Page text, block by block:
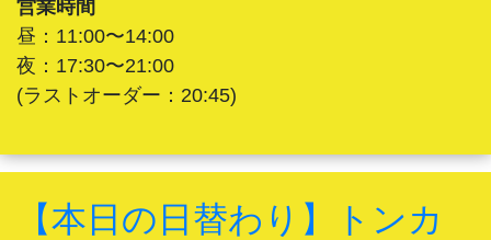
営業時間
昼：11:00〜14:00
夜：17:30〜21:00
(ラストオーダー：20:45)
【本日の日替わり】トンカ